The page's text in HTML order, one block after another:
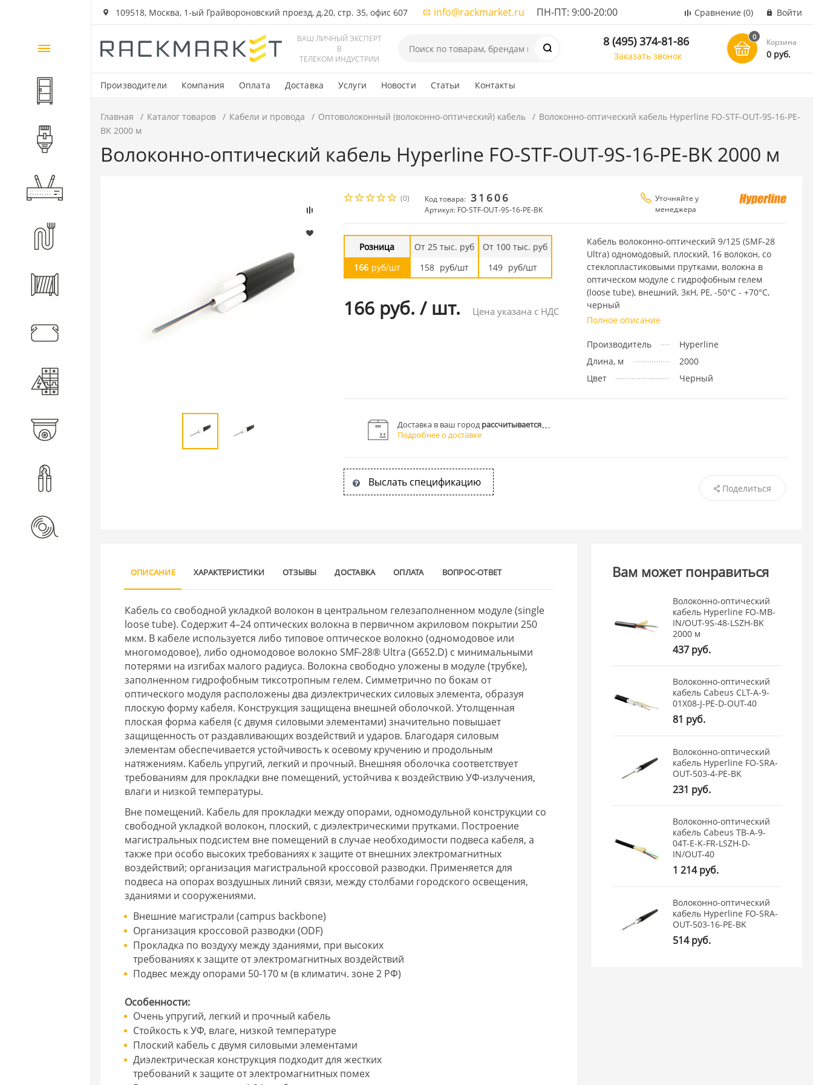
109518, Москва, 1-ый Грайвороновский проезд, д.20, стр. 35, офис 607 info@rackmarket.ru ПН-ПТ: 9:00-20:00 Сравнение (0) Войти
ВАШ ЛИЧНЫЙ ЭКСПЕРТ
В
ТЕЛЕКОМ ИНДУСТРИИ
8 (495) 374-81-86
Заказать звонок
0
Корзина
0 руб.
Производители Компания Оплата Доставка Услуги Новости Статьи Контакты
Каталог
товаров
Шкафы и стойки
Кабеленесущие системы
Главная Каталог товаров Кабели и провода Оптоволоконный (волоконно-оптический) кабель
Волоконно-оптический кабель Hyperline FO-STF-OUT-9S-16-PE-
BK 2000 м
Волоконно-оптический кабель Hyperline FO-STF-OUT-9S-16-PE-BK 2000 м
(0) Код товара: 31606
Артикул: FO-STF-OUT-9S-16-PE-BK
Уточняйте у
менеджера
Розница
166 руб/шт
От 25 тыс. руб
158 руб/шт
От 100 тыс. руб
149 руб/шт
166 руб. / шт. Цена указана с НДС
Кабель волоконно-оптический 9/125 (SMF-28
Ultra) одномодовый, плоский, 16 волокон, со
стеклопластиковыми прутками, волокна в
оптическом модуле с гидрофобным гелем
(loose tube), внешний, 3кН, PE, -50°С - +70°С,
черный
Полное описание
Производитель
Hyperline
Длина, м
2000
Цвет
Черный
Доставка в ваш городрассчитывается
Подробнее о доставке
Выслать спецификацию Поделиться
ОПИСАНИЕ ХАРАКТЕРИСТИКИ ОТЗЫВЫ ДОСТАВКА ОПЛАТА ВОПРОС-ОТВЕТ
Кабель со свободной укладкой волокон в центральном гелезаполненном модуле (single
loose tube). Содержит 4–24 оптических волокна в первичном акриловом покрытии 250
мкм. В кабеле используется либо типовое оптическое волокно (одномодовое или
многомодовое), либо одномодовое волокно SMF-28® Ultra (G652.D) с минимальными
потерями на изгибах малого радиуса. Волокна свободно уложены в модуле (трубке),
заполненном гидрофобным тиксотропным гелем. Симметрично по бокам от
оптического модуля расположены два диэлектрических силовых элемента, образуя
плоскую форму кабеля. Конструкция защищена внешней оболочкой. Утолщенная
плоская форма кабеля (с двумя силовыми элементами) значительно повышает
защищенность от раздавливающих воздействий и ударов. Благодаря силовым
элементам обеспечивается устойчивость к осевому кручению и продольным
натяжениям. Кабель упругий, легкий и прочный. Внешняя оболочка соответствует
требованиям для прокладки вне помещений, устойчива к воздействию УФ-излучения,
влаги и низкой температуры.
Вне помещений. Кабель для прокладки между опорами, одномодульной конструкции со
свободной укладкой волокон, плоский, с диэлектрическими прутками. Построение
магистральных подсистем вне помещений в случае необходимости подвеса кабеля, а
также при особо высоких требованиях к защите от внешних электромагнитных
воздействий; организация магистральной кроссовой разводки. Применяется для
подвеса на опорах воздушных линий связи, между столбами городского освещения,
зданиями и сооружениями.
Внешние магистрали (campus backbone)
Организация кроссовой разводки (ODF)
Прокладка по воздуху между зданиями, при высоких
требованиях к защите от электромагнитных воздействий
Подвес между опорами 50-170 м (в климатич. зоне 2 РФ)
Особенности:
Очень упругий, легкий и прочный кабель
Стойкость к УФ, влаге, низкой температуре
Плоский кабель с двумя силовыми элементами
Диэлектрическая конструкция подходит для жестких
требований к защите от электромагнитных помех
Вам может понравиться
Волоконно-оптический
кабель Hyperline FO-MB-
IN/OUT-9S-48-LSZH-BK
2000 м
437 руб.
Волоконно-оптический
кабель Cabeus CLT-A-9-
01X08-J-PE-D-OUT-40
81 руб.
Волоконно-оптический
кабель Hyperline FO-SRA-
OUT-503-4-PE-BK
231 руб.
Волоконно-оптический
кабель Cabeus TB-A-9-
04T-E-K-FR-LSZH-D-
IN/OUT-40
1 214 руб.
Волоконно-оптический
кабель Hyperline FO-SRA-
OUT-503-16-PE-BK
514 руб.